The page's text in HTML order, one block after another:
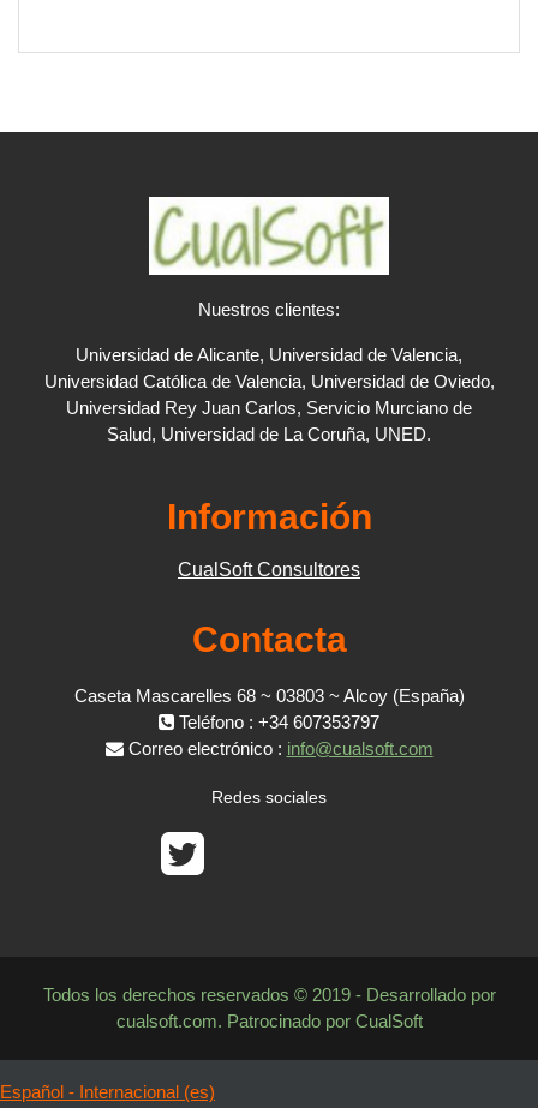
Nuestros clientes:
Universidad de Alicante, Universidad de Valencia,
Universidad Católica de Valencia, Universidad de Oviedo,
Universidad Rey Juan Carlos, Servicio Murciano de
Salud, Universidad de La Coruña, UNED.
Información
CualSoft Consultores
Contacta
Caseta Mascarelles 68 ~ 03803 ~ Alcoy (España)
Teléfono : +34 607353797
Correo electrónico : info@cualsoft.com
Redes sociales
Todos los derechos reservados © 2019 - Desarrollado por
cualsoft.com. Patrocinado por CualSoft
Español - Internacional ‎(es)‎